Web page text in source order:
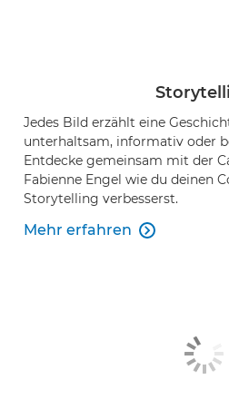
Jedes Bild erzählt eine
unterhaltsam, informativ oder
Entdecke gemeinsam mit der
Fabienne Engel wie du deinen
Storytelling verbesserst.
Mehr erfahren 